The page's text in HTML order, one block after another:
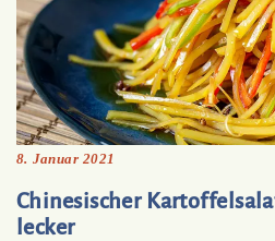
8. Januar 2021
Chinesischer
lecker